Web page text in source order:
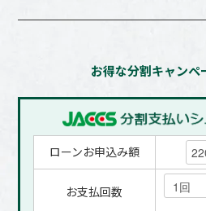
お得な分割キャンペ
ローンお申込み額
お支払回数